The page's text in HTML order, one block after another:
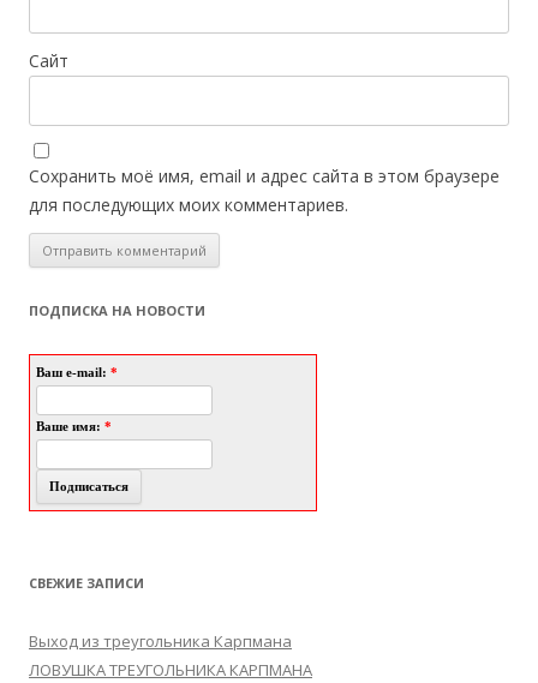
Сайт
Сохранить моё имя, email и адрес сайта в этом браузере
для последующих моих комментариев.
ПОДПИСКА НА НОВОСТИ
Ваш e-mail: *
Ваше имя: *
СВЕЖИЕ ЗАПИСИ
Выход из треугольника Карпмана
ЛОВУШКА ТРЕУГОЛЬНИКА КАРПМАНА